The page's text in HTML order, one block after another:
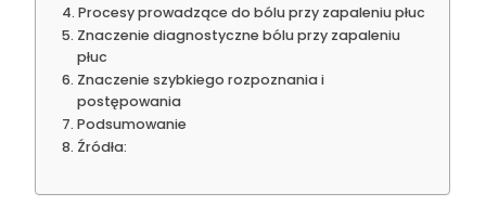
Procesy prowadzące do bólu przy zapaleniu płuc
Znaczenie diagnostyczne bólu przy zapaleniu
płuc
Znaczenie szybkiego rozpoznania i
postępowania
Podsumowanie
Źródła: